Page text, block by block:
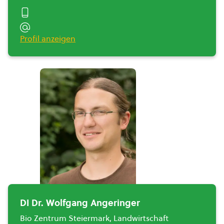
Profil anzeigen
DI Dr. Wolfgang Angeringer
Bio Zentrum Steiermark, Landwirtschaft